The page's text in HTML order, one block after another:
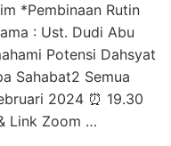
*Pembinaan Rutin
: Ust. Dudi Abu
Potensi Dahsyat
Sahabat2 Semua
2024 ⏰ 19.30
Link Zoom …